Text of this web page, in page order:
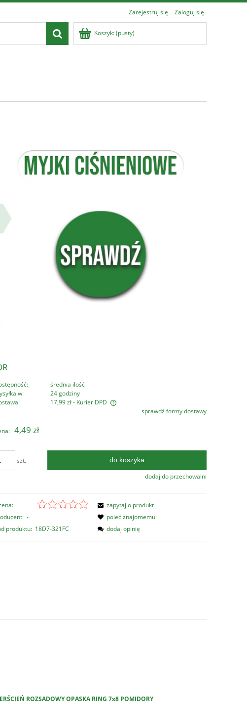
Zarejestruj się Zaloguj się
Koszyk:(pusty)
średnia ilość
w:
24 godziny
17,99 zł- Kurier DPD
sprawdź formy dostawy
4,49 zł
szt. do koszyka
dodaj do przechowalni
-
produktu: 18D7-321FC
zapytaj o produkt
poleć znajomemu
dodaj opinię
ROZSADOWY OPASKA RING 7x8 POMIDORY